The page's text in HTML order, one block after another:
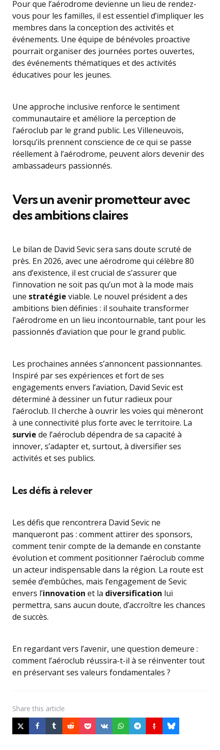
Pour que l’aérodrome devienne un lieu de rendez-
vous pour les familles, il est essentiel d’impliquer les
membres dans la conception des activités et
événements. Une équipe de bénévoles proactive
pourrait organiser des journées portes ouvertes,
des événements thématiques et des activités
éducatives pour les jeunes.
Une approche inclusive renforce le sentiment
communautaire et améliore la perception de
l’aéroclub par le grand public. Les Villeneuvois,
lorsqu’ils prennent conscience de ce qui se passe
réellement à l’aérodrome, peuvent alors devenir des
ambassadeurs passionnés.
Vers un avenir prometteur avec
des ambitions claires
Le bilan de David Sevic sera sans doute scruté de
près. En 2026, avec une aérodrome qui célèbre 80
ans d’existence, il est crucial de s’assurer que
l’innovation ne soit pas qu’un mot à la mode mais
une stratégie viable. Le nouvel président a des
ambitions bien définies : il souhaite transformer
l’aérodrome en un lieu incontournable, tant pour les
passionnés d’aviation que pour le grand public.
Les prochaines années s’annoncent passionnantes.
Inspiré par ses expériences et fort de ses
engagements envers l’aviation, David Sevic est
déterminé à dessiner un futur radieux pour
l’aéroclub. Il cherche à ouvrir les voies qui mèneront
à une connectivité plus forte avec le territoire. La
survie de l’aéroclub dépendra de sa capacité à
innover, s’adapter et, surtout, à diversifier ses
activités et ses publics.
Les défis à relever
Les défis que rencontrera David Sevic ne
manqueront pas : comment attirer des sponsors,
comment tenir compte de la demande en constante
évolution et comment positionner l’aéroclub comme
un acteur indispensable dans la région. La route est
semée d’embûches, mais l’engagement de Sevic
envers l’innovation et la diversification lui
permettra, sans aucun doute, d’accroître les chances
de succès.
En regardant vers l’avenir, une question demeure :
comment l’aéroclub réussira-t-il à se réinventer tout
en préservant ses valeurs fondamentales ?
Share this article